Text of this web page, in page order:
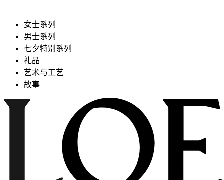
女士系列
男士系列
七夕特别系列
礼品
艺术与工艺
故事